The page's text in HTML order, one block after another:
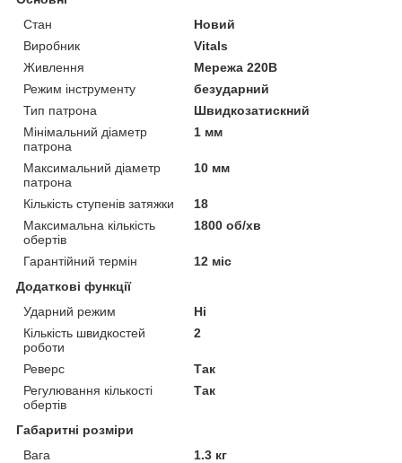
Стан
Новий
Виробник
Vitals
Живлення
Мережа 220В
Режим інструменту
безударний
Тип патрона
Швидкозатискний
Мінімальний діаметр
патрона
1 мм
Максимальний діаметр
патрона
10 мм
Кількість ступенів затяжки
18
Максимальна кількість
обертів
1800 об/хв
Гарантійний термін
12 міс
Додаткові функції
Ударний режим
Ні
Кількість швидкостей
роботи
2
Реверс
Так
Регулювання кількості
обертів
Так
Габаритні розміри
Вага
1.3 кг